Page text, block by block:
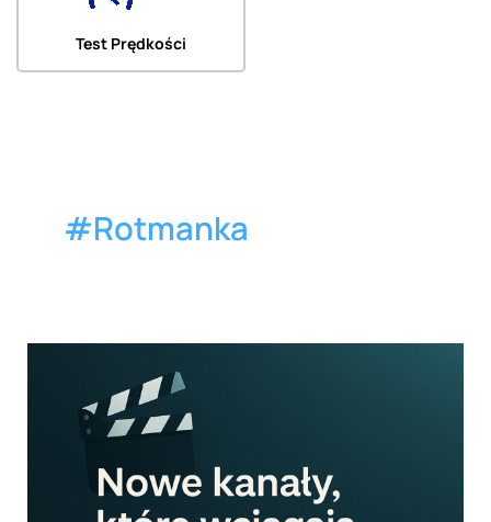
Test Prędkości
#Rotmanka
kanały,
wciągają